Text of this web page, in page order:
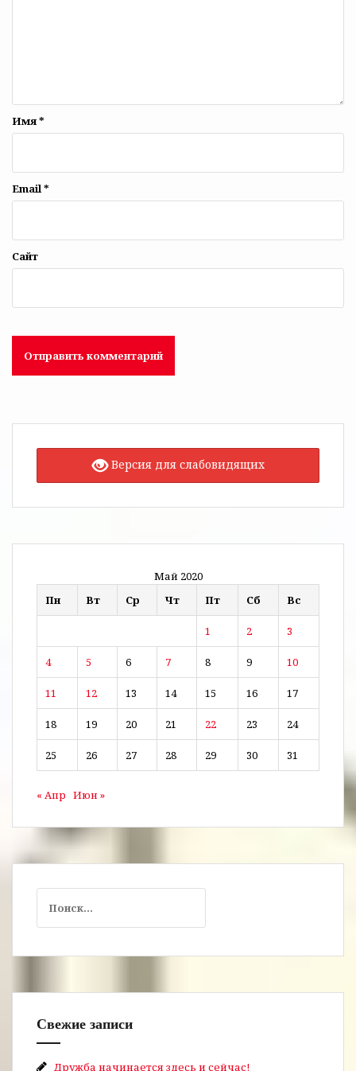
Имя*
Email*
Сайт
Версия для слабовидящих
Май 2020
Пн
Вт Ср Чт Пт Сб Вс
1 2 3
4 5 6 7 8 9 10
11 12 13 14 15 16 17
18 19 20 21 22 23 24
25 26 27 28 29 30 31
« Апр Июн »
Свежие записи
Дружба начинается здесь и сейчас!